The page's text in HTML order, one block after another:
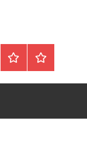
iletişimHakkımızda